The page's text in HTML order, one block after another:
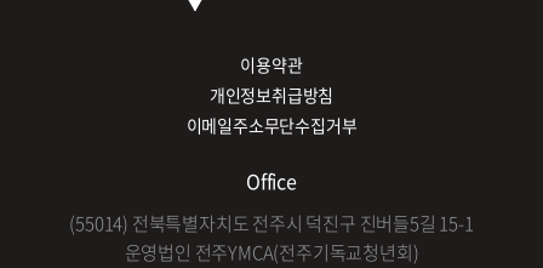
이용약관
개인정보취급방침
이메일주소무단수집거부
Office
(55014) 전북특별자치도 전주시 덕진구 진버들5길 15-1
운영법인 전주YMCA(전주기독교청년회)